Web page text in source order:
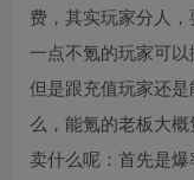
费，其实玩家分人
一点不氪的玩家可
但是跟充值玩家还
么，能氪的老板大
卖什么呢：首先是